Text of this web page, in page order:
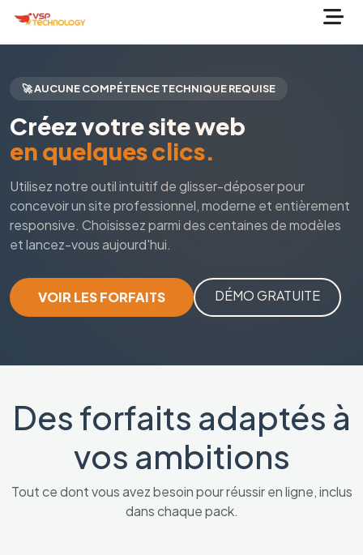
🚀 AUCUNE COMPÉTENCE TECHNIQUE REQUISE
Créez votre site web
en quelques clics.
Utilisez notre outil intuitif de glisser-déposer pour
concevoir un site professionnel, moderne et entièrement
responsive. Choisissez parmi des centaines de modèles
et lancez-vous aujourd'hui.
VOIR LES FORFAITS DÉMO GRATUITE
Des forfaits adaptés à
vos ambitions
Tout ce dont vous avez besoin pour réussir en ligne, inclus
dans chaque pack.